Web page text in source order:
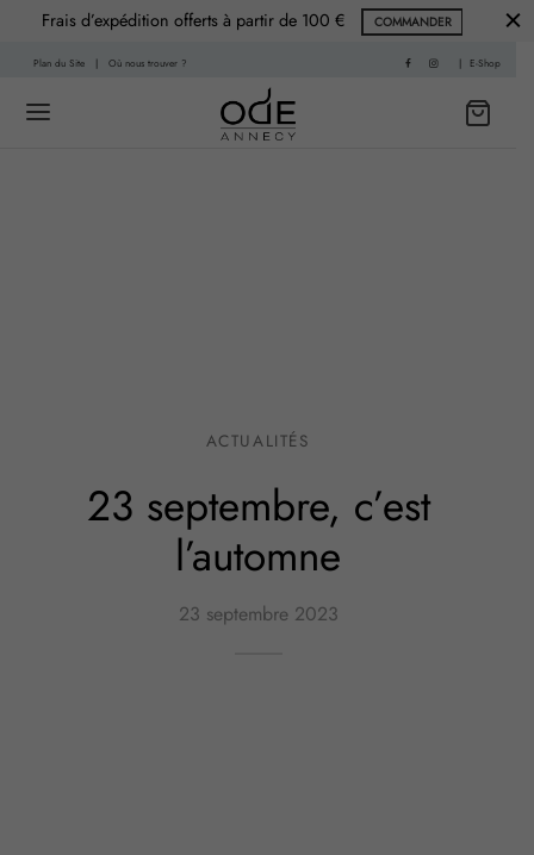
Frais d’expédition offerts à partir de 100 € COMMANDER
Plan du Site | Où nous trouver ? | E-Shop
ACTUALITÉS
23 septembre, c’est
l’automne
23 septembre 2023